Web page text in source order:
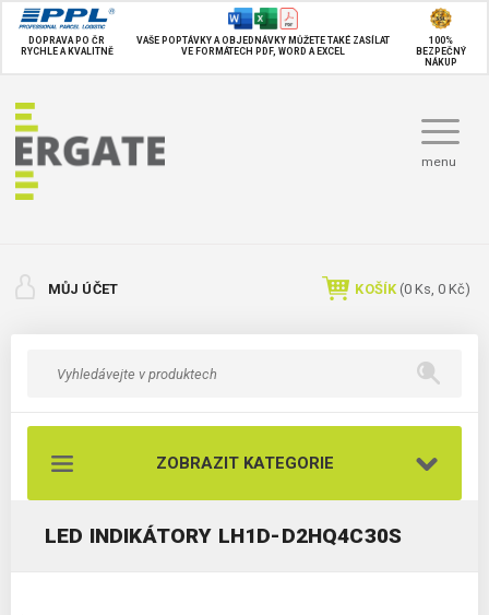
DOPRAVA PO ČR
RYCHLE A KVALITNĚ
VAŠE POPTÁVKY A OBJEDNÁVKY MŮŽETE TAKÉ ZASÍLAT
VE FORMÁTECH PDF, WORD A EXCEL
100%
BEZPEČNÝ
NÁKUP
menu
MŮJ ÚČET KOŠÍK (0 Ks, 0 Kč)
ZOBRAZIT KATEGORIE
LED INDIKÁTORY LH1D-D2HQ4C30S